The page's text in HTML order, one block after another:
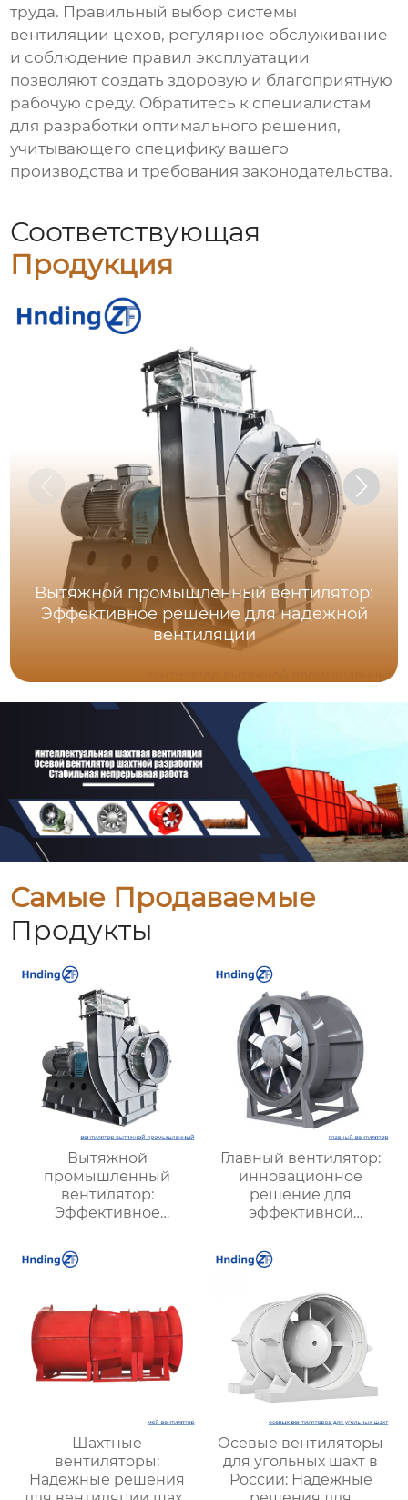
труда. Правильный выбор системы
вентиляции цехов, регулярное обслуживание
и соблюдение правил эксплуатации
позволяют создать здоровую и благоприятную
рабочую среду. Обратитесь к специалистам
для разработки оптимального решения,
учитывающего специфику вашего
производства и требования законодательства.
Соответствующая
Продукция
Вытяжной промышленный вентилятор:
Эффективное решение для надежной
вентиляции
Самые Продаваемые
Продукты
Вытяжной
промышленный
вентилятор:
Эффективное
надежной вентиляции
Главный вентилятор:
инновационное
решение для
эффективной
оптимизации работы
Шахтные
вентиляторы:
Надежные решения
Осевые вентиляторы
для угольных шахт в
России: Надежные